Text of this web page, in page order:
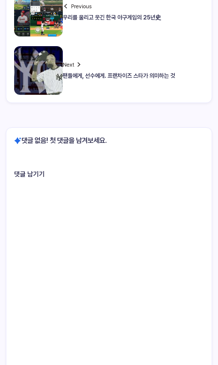
Previous
우리를 울리고 웃긴 한국 야구게임의 25년史
Next
팬들에게, 선수에게. 프랜차이즈 스타가 의미하는 것
댓글 없음! 첫 댓글을 남겨보세요.
댓글 남기기